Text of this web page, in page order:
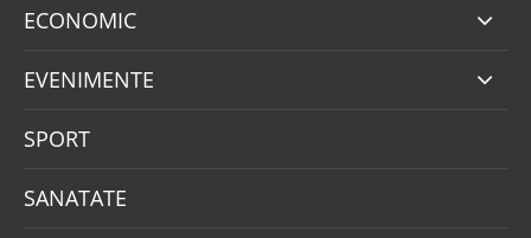
ECONOMIC
EVENIMENTE
SPORT
SANATATE